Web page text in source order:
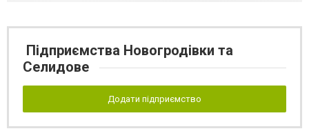
Підприємства Новогродівки та
Селидове
Додати підприємство